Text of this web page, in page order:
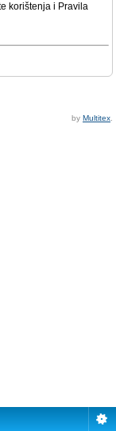
korištenja i Pravila
by Multitex